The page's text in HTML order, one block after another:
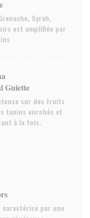
Syrah,
est amplifiée par
Guiette
sur des fruits
tanins enrobés et
à la fois.
caractérise par une